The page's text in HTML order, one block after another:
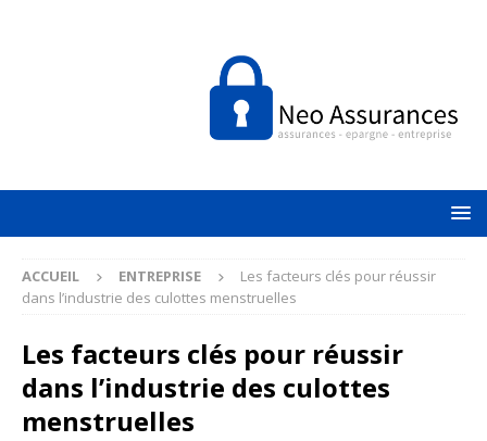
ACCUEIL ENTREPRISE
Les facteurs clés pour réussir
dans l’industrie des culottes menstruelles
Les facteurs clés pour réussir
dans l’industrie des culottes
menstruelles